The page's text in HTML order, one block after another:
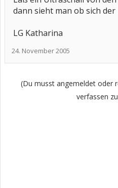
dann sieht man ob sich
LG Katharina
24. November 2005
(Du musst angemeldet oder
verfassen